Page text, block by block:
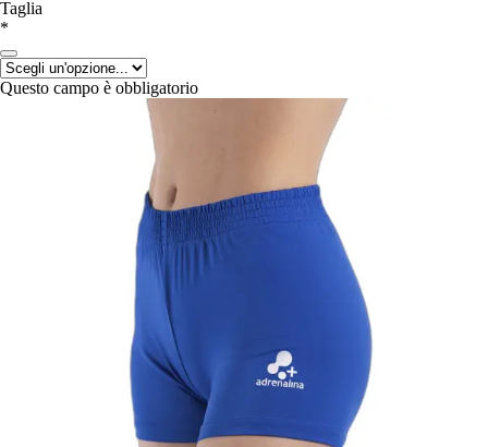
Taglia
*
Questo campo è obbligatorio